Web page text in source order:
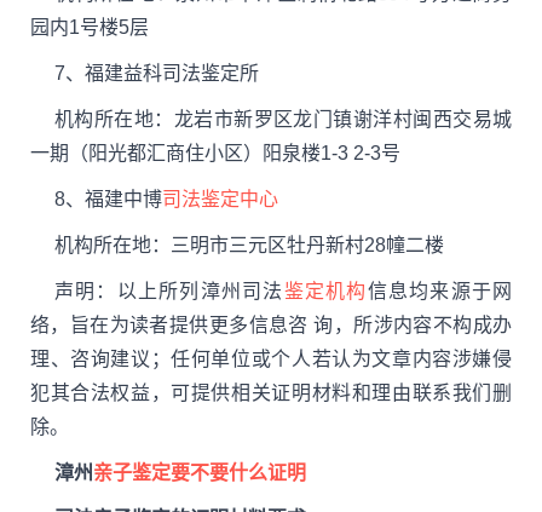
园内1号楼5层
7、福建益科司法鉴定所
机构所在地：龙岩市新罗区龙门镇谢洋村闽西交易城
一期（阳光都汇商住小区）阳泉楼1-3 2-3号
8、福建中博司法鉴定中心
机构所在地：三明市三元区牡丹新村28幢二楼
声明：以上所列漳州司法鉴定机构信息均来源于网
络，旨在为读者提供更多信息咨 询，所涉内容不构成办
理、咨询建议；任何单位或个人若认为文章内容涉嫌侵
犯其合法权益，可提供相关证明材料和理由联系我们删
除。
漳州亲子鉴定要不要什么证明